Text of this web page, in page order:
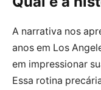
A narrativa nos
anos em Los
em impressionar
Essa rotina